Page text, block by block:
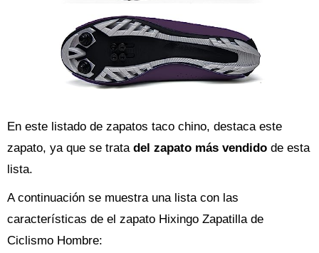
En este listado de zapatos taco chino, destaca este
zapato, ya que se trata del zapato más vendido de esta
lista.
A continuación se muestra una lista con las
características de el zapato Hixingo Zapatilla de
Ciclismo Hombre: